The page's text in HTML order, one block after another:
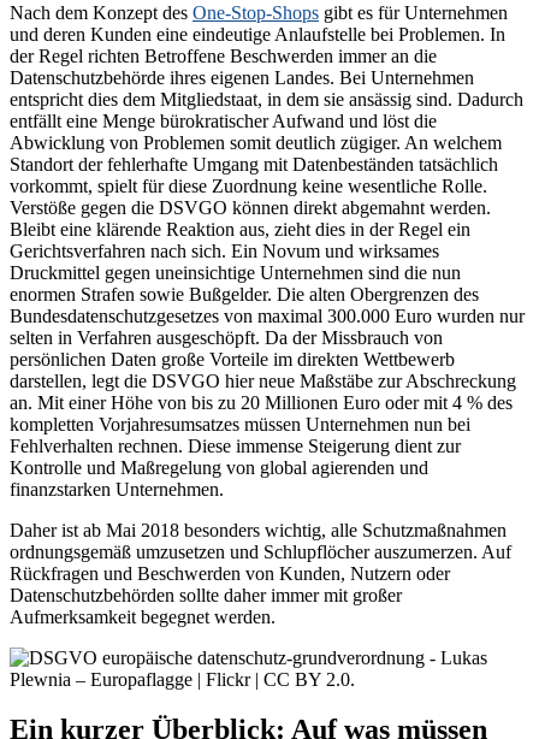
Nach dem Konzept des One-Stop-Shops gibt es für Unternehmen
und deren Kunden eine eindeutige Anlaufstelle bei Problemen. In
der Regel richten Betroffene Beschwerden immer an die
Datenschutzbehörde ihres eigenen Landes. Bei Unternehmen
entspricht dies dem Mitgliedstaat, in dem sie ansässig sind. Dadurch
entfällt eine Menge bürokratischer Aufwand und löst die
Abwicklung von Problemen somit deutlich zügiger. An welchem
Standort der fehlerhafte Umgang mit Datenbeständen tatsächlich
vorkommt, spielt für diese Zuordnung keine wesentliche Rolle.
Verstöße gegen die DSVGO können direkt abgemahnt werden.
Bleibt eine klärende Reaktion aus, zieht dies in der Regel ein
Gerichtsverfahren nach sich. Ein Novum und wirksames
Druckmittel gegen uneinsichtige Unternehmen sind die nun
enormen Strafen sowie Bußgelder. Die alten Obergrenzen des
Bundesdatenschutzgesetzes von maximal 300.000 Euro wurden nur
selten in Verfahren ausgeschöpft. Da der Missbrauch von
persönlichen Daten große Vorteile im direkten Wettbewerb
darstellen, legt die DSVGO hier neue Maßstäbe zur Abschreckung
an. Mit einer Höhe von bis zu 20 Millionen Euro oder mit 4 % des
kompletten Vorjahresumsatzes müssen Unternehmen nun bei
Fehlverhalten rechnen. Diese immense Steigerung dient zur
Kontrolle und Maßregelung von global agierenden und
finanzstarken Unternehmen.
Daher ist ab Mai 2018 besonders wichtig, alle Schutzmaßnahmen
ordnungsgemäß umzusetzen und Schlupflöcher auszumerzen. Auf
Rückfragen und Beschwerden von Kunden, Nutzern oder
Datenschutzbehörden sollte daher immer mit großer
Aufmerksamkeit begegnet werden.
Ein kurzer Überblick: Auf was müssen